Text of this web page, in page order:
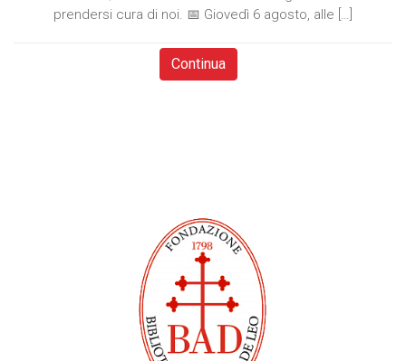
prendersi cura di noi. 📅 Giovedì 6 agosto, alle […]
Continua